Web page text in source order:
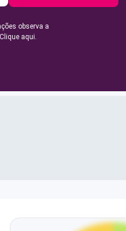
observa a
Clique aqui.